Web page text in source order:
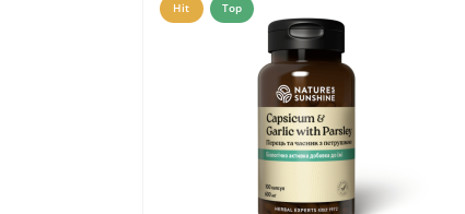
Hit Top